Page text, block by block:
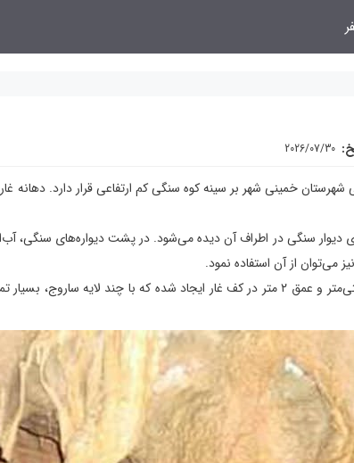
2026/07/30
دیوار سنگی در اطراف آن دیده می‌شود. در پشت دیواره‌های سنگی،
می‌توان از آن استفاده نمود.
در پشت دیواره‌های سنگی، آب‌انباری به ابعاد ۹۷×۲۳۰ سانتی‌متر و عمق ۲ متر در کف غار ایجاد شده که با